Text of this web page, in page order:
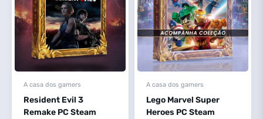
A casa dos gamers
Resident Evil 3
Remake PC Steam
A casa dos gamers
Lego Marvel Super
Heroes PC Steam